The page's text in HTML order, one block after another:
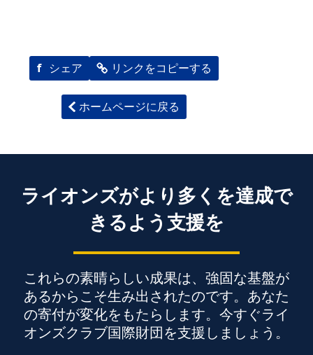
f シェア リンクをコピーする
ホームページに戻る
ライオンズがより多くを達成で
きるよう支援を
これらの素晴らしい成果は、強固な基盤が
あるからこそ生み出されたのです。あなた
の寄付が変化をもたらします。今すぐライ
オンズクラブ国際財団を支援しましょう。